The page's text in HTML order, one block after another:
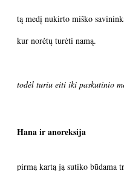
tą medį nukirto miško
kur norėtų turėti namą.
todėl turiu eiti iki paskutinio
Hana ir anoreksija
pirmą kartą ją sutiko būdama